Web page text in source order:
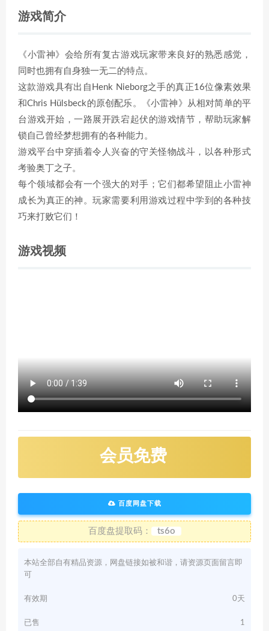
游戏简介
《小雷神》会给所有复古游戏玩家带来良好的熟悉感觉，
同时也拥有自身独一无二的特点。
这款游戏具有出自Henk Nieborg之手的真正16位像素效果
和Chris Hülsbeck的原创配乐。《小雷神》从相对简单的平
台游戏开始，一路展开跌宕起伏的游戏情节，帮助玩家解
锁自己曾经梦想拥有的各种能力。
游戏平台中穿插着令人兴奋的守关怪物战斗，以各种形式
考验奥丁之子。
每个领域都会有一个强大的对手；它们都希望阻止小雷神
成长为真正的神。玩家需要利用游戏过程中学到的各种技
巧来打败它们！
游戏视频
会员免费
百度网盘下载
百度盘提取码： ts6o
本站全部自有精品资源，网盘链接如被和谐，请资源页面留言即
可
有效期 0天
已售 1